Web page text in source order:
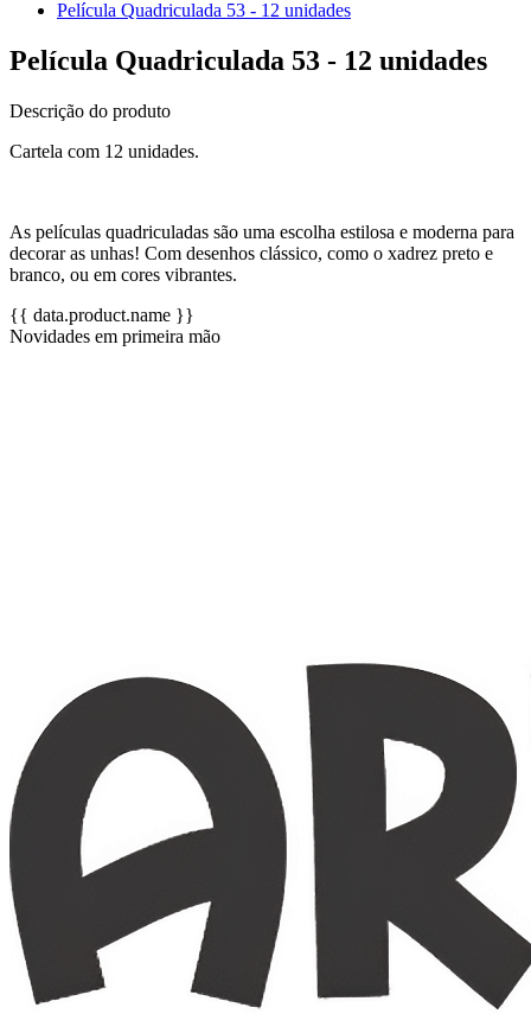
Película Quadriculada 53 - 12 unidades
Película Quadriculada 53 - 12 unidades
Descrição do produto
Cartela com 12 unidades.
As películas quadriculadas são uma escolha estilosa e moderna para
decorar as unhas! Com desenhos clássico, como o xadrez preto e
branco, ou em cores vibrantes.
{{ data.product.name }}
Novidades em primeira mão